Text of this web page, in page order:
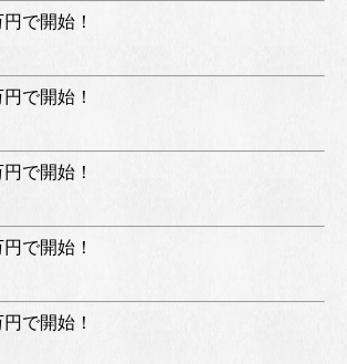
で開始！
で開始！
で開始！
で開始！
で開始！